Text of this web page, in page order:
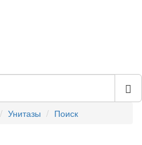
Унитазы Поиск